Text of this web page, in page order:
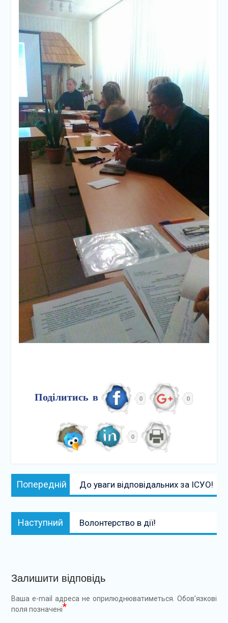
Поділитись в 0 0
0
Навігація
записів
Попередній Попередній:
До уваги відповідальних за ІСУО!
Наступний Наступний:
Волонтерство в дії!
Залишити відповідь
Ваша e-mail адреса не оприлюднюватиметься. Обов’язкові
поля позначені*